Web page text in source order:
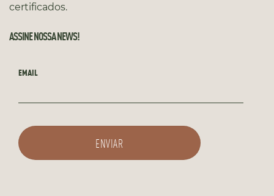
certificados.
ASSINE NOSSA NEWS!
EMAIL